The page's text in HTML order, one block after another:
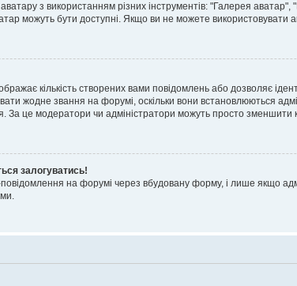
з використанням різних інструментів: "Галерея
можуть бути доступні. Якщо ви не можете використовувати
кількість створених вами повідомлень або дозволяє
жодне звання на форумі, оскільки вони встановлюються
За це модератори чи адміністратори можуть просто зменшити
залогуватись!
повідомлення на форумі через вбудовану форму, і лише якщо